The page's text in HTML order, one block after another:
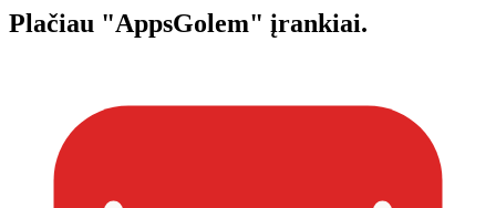
Plačiau "AppsGolem" įrankiai.